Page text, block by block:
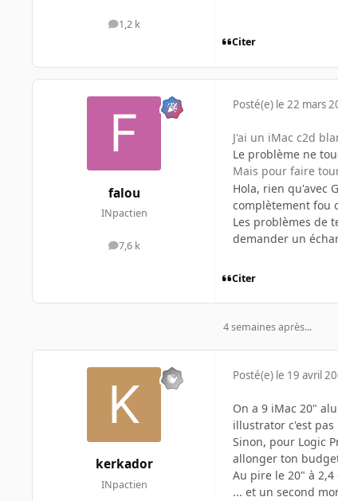
1,2 k
messages
Citer
falou
INpactien
7,6 k
messages
Posté(e) le 22 mars
J'ai un iMac c2d
Le problème ne
Mais pour faire
Hola, rien qu'avec
complètement fou
Les problèmes de
demander un
Citer
4 semaines après...
kerkador
INpactien
Posté(e) le 19 avril
On a 9 iMac 20"
illustrator c'est pas
Sinon, pour Logic
allonger ton
Au pire le 20" à
... et un second